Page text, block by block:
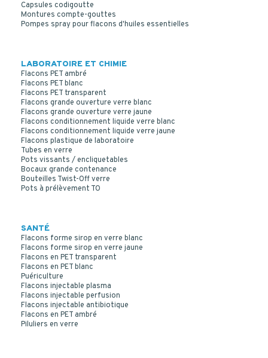
Capsules codigoutte
Montures compte-gouttes
Pompes spray pour flacons d'huiles essentielles
LABORATOIRE ET CHIMIE
Flacons PET ambré
Flacons PET blanc
Flacons PET transparent
Flacons grande ouverture verre blanc
Flacons grande ouverture verre jaune
Flacons conditionnement liquide verre blanc
Flacons conditionnement liquide verre jaune
Flacons plastique de laboratoire
Tubes en verre
Pots vissants / encliquetables
Bocaux grande contenance
Bouteilles Twist-Off verre
Pots à prélèvement TO
SANTÉ
Flacons forme sirop en verre blanc
Flacons forme sirop en verre jaune
Flacons en PET transparent
Flacons en PET blanc
Puériculture
Flacons injectable plasma
Flacons injectable perfusion
Flacons injectable antibiotique
Flacons en PET ambré
Piluliers en verre